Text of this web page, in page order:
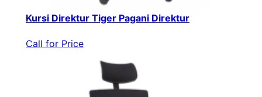
Kursi Direktur Tiger Pagani Direktur
Call for Price